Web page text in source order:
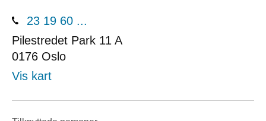
23 19 60 ...
Pilestredet Park 11 A
0176 Oslo
Vis kart